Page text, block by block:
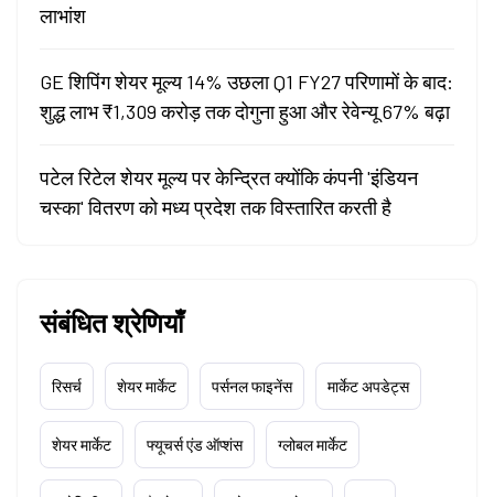
लाभांश
GE शिपिंग शेयर मूल्य 14% उछला Q1 FY27 परिणामों के बाद:
शुद्ध लाभ ₹1,309 करोड़ तक दोगुना हुआ और रेवेन्यू 67% बढ़ा
पटेल रिटेल शेयर मूल्य पर केन्द्रित क्योंकि कंपनी 'इंडियन
चस्का' वितरण को मध्य प्रदेश तक विस्तारित करती है
संबंधित श्रेणियाँ
रिसर्च शेयर मार्केट पर्सनल फाइनेंस मार्केट अपडेट्स
शेयर मार्केट फ्यूचर्स एंड ऑप्शंस ग्लोबल मार्केट